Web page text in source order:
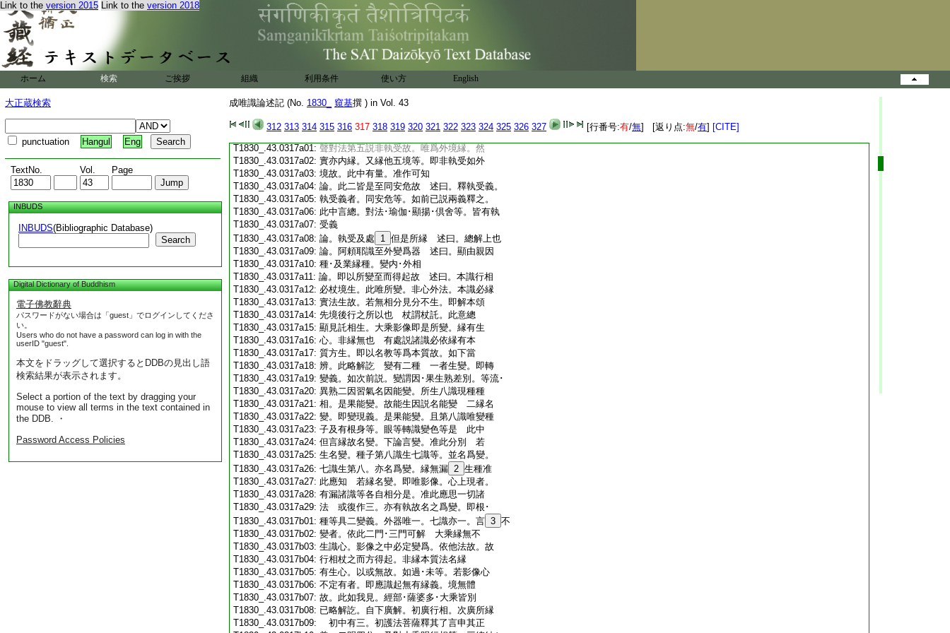
Link to the version 2015 Link to the version 2018
ホーム 検索 ご挨拶 組織 利用条件 使い方 English
大正蔵検索
punctuation Hangul Eng
TextNo. Vol. Page
INBUDS
INBUDS(Bibliographic Database)
Search
Digital Dictionary of Buddhism
電子佛教辭典
パスワードがない場合は「guest」でログインしてくださ
い。
Users who do not have a password can log in with the
userID "guest".
本文をドラッグして選択するとDDBの見出し語
検索結果が表示されます。
Select a portion of the text by dragging your
mouse to view all terms in the text contained in
the DDB. ・
Password Access Policies
成唯識論述記 (No. 1830_ 窺基撰 ) in Vol. 43
312 313 314 315 316 317 318 319 320 321 322 323 324 325 326 327 [行番号:有/無] [返り点:無/有] [CITE]
T1830_.43.0316c19:故。相･見必同界。但得爲境。非必有用。此
T1830_.43.0316c20: 識任運隨因縁變。境有用 5
故。即己體故。若
T1830_.43.0316c21:斷･未斷。隨増･減縁。如現行法相分縁故｣
T1830_.43.0316c22:
論。有根身者至及根依處 述曰。身者諸大
造等合聚名身。或依止名身。即一形之總稱。
T1830_.43.0316c24:以根微細不言於根。但言縁身。恐無根
T1830_.43.0316c25:色。以別根爲首標其總身。即顯本識縁彼
T1830_.43.0316c26:五根･扶根色盡。總身之中有別根故名有
T1830_.43.0316c27:根身 又成身者以根爲主。身是通名。以
T1830_.43.0316c28: 主標首。爲稱於身名有根身 根通五根。
T1830_.43.0317a01: 聲對法第五説非執受故。唯爲外境縁。然
T1830_.43.0317a02: 實亦内縁。又縁他五境等。即非執受如外
T1830_.43.0317a03: 境故。此中有量。准作可知
T1830_.43.0317a04: 論。此二皆是至同安危故 述曰。釋執受義。
T1830_.43.0317a05: 執受義者。同安危等。如前已説兩義釋之。
T1830_.43.0317a06: 此中言總。對法･瑜伽･顯揚･倶舍等。皆有執
T1830_.43.0317a07: 受義
T1830_.43.0317a08: 論。執受及處 1 但是所縁 述曰。總解上也
T1830_.43.0317a09: 論。阿頼耶識至外變爲器 述曰。顯由親因
T1830_.43.0317a10: 種･及業縁種。變内･外相
T1830_.43.0317a11: 論。即以所變至而得起故 述曰。本識行相
T1830_.43.0317a12: 必杖境生。此唯所變。非心外法。本識必縁
T1830_.43.0317a13: 實法生故。若無相分見分不生。即解本頌
T1830_.43.0317a14: 先境後行之所以也 杖謂杖託。此意總
T1830_.43.0317a15: 顯見託相生。大乘影像即是所變。縁有生
T1830_.43.0317a16: 心。非縁無也 有處説諸識必依縁有本
T1830_.43.0317a17: 質方生。即以名教等爲本質故。如下當
T1830_.43.0317a18: 辨。此略解訖 變有二種 一者生變。即轉
T1830_.43.0317a19: 變義。如次前説。變謂因･果生熟差別。等流･
T1830_.43.0317a20: 異熟二因習氣名因能變。所生八識現種種
T1830_.43.0317a21: 相。是果能變。故能生因説名能變 二縁名
T1830_.43.0317a22: 變。即變現義。是果能變。且第八識唯變種
T1830_.43.0317a23: 子及有根身等。眼等轉識變色等是 此中
T1830_.43.0317a24: 但言縁故名變。下論言變。准此分別 若
T1830_.43.0317a25: 生名變。種子第八識生七識等。並名爲變。
T1830_.43.0317a26: 七識生第八。亦名爲變。縁無漏 2 生種准
T1830_.43.0317a27: 此應知 若縁名變。即唯影像。心上現者。
T1830_.43.0317a28: 有漏諸識等各自相分是。准此應思一切諸
T1830_.43.0317a29: 法 或復作三。亦有執故名之爲變。即根･
T1830_.43.0317b01: 種等具二變義。外器唯一。七識亦一。言 3 不
T1830_.43.0317b02: 變者。依此二門･三門可解 大乘縁無不
T1830_.43.0317b03: 生識心。影像之中必定變爲。依他法故。故
T1830_.43.0317b04: 行相杖之而方得起。非縁本質法名縁
T1830_.43.0317b05: 有生心。以或無故。如過･未等。若影像心
T1830_.43.0317b06: 不定有者。即應識起無有縁義。境無體
T1830_.43.0317b07: 故。此如我見。經部･薩婆多･大乘皆別
T1830_.43.0317b08: 已略解訖。自下廣解。初廣行相。次廣所縁
T1830_.43.0317b09:
初中有三。初護法菩薩釋其了言申其正